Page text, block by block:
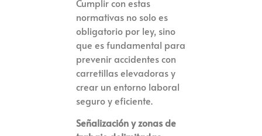
Cumplir con estas
normativas no solo es
obligatorio por ley, sino
que es fundamental para
prevenir accidentes con
carretillas elevadoras y
crear un entorno laboral
seguro y eficiente.
Señalización y zonas de